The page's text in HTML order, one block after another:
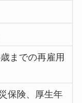
までの再雇用
保険、厚生年